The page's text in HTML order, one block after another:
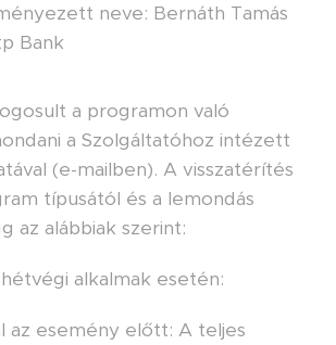
neve: Bernáth Tamás
Bank
a programon való
a Szolgáltatóhoz intézett
(e-mailben). A visszatérítés
típusától és a lemondás
az alábbiak szerint:
alkalmak esetén:
az esemény előtt: A teljes